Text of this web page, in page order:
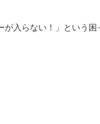
入らない！」という困